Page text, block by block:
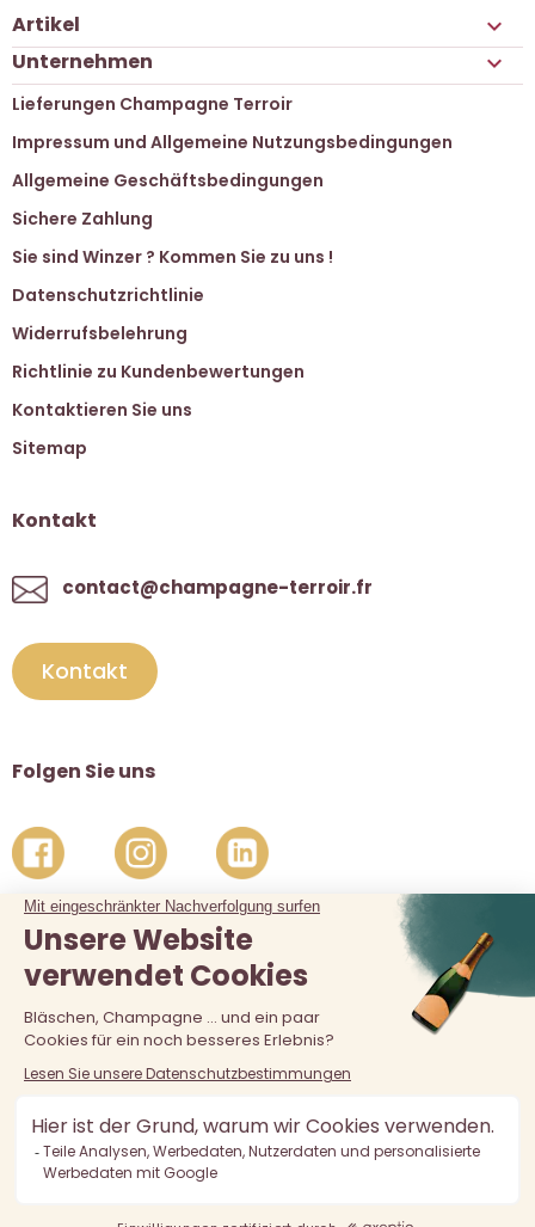
Artikel 
Unternehmen 
Lieferungen Champagne Terroir
Impressum und Allgemeine Nutzungsbedingungen
Allgemeine Geschäftsbedingungen
Sichere Zahlung
Sie sind Winzer ? Kommen Sie zu uns !
Datenschutzrichtlinie
Widerrufsbelehrung
Richtlinie zu Kundenbewertungen
Kontaktieren Sie uns
Sitemap
Kontakt
contact@champagne-terroir.fr
Kontakt
Folgen Sie uns
Der Verkauf von Alkohol an unter 18-Jährige ist verboten.
Alkoholmissbrauch ist gefährlich für die Gesundheit, in